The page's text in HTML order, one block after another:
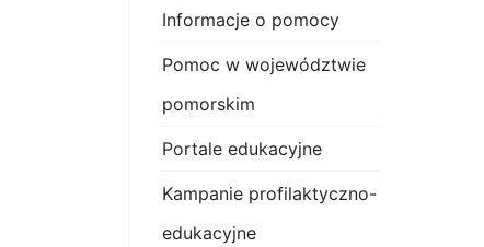
Informacje o pomocy
Pomoc w województwie
pomorskim
Portale edukacyjne
Kampanie profilaktyczno-
edukacyjne